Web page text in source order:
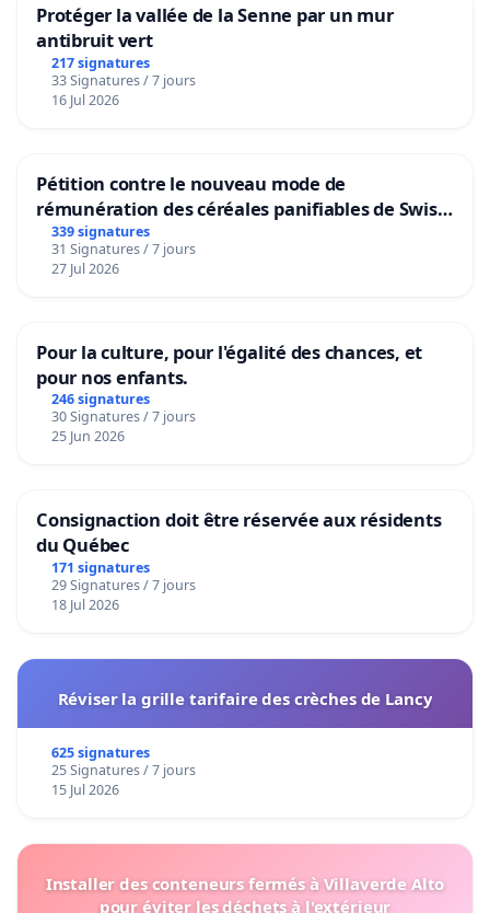
Protéger la vallée de la Senne par un mur
antibruit vert
217 signatures
33 Signatures / 7 jours
16 Jul 2026
Pétition contre le nouveau mode de
rémunération des céréales panifiables de Swiss
granum basé sur la teneur en protéines
339 signatures
31 Signatures / 7 jours
27 Jul 2026
Pour la culture, pour l'égalité des chances, et
pour nos enfants.
246 signatures
30 Signatures / 7 jours
25 Jun 2026
Consignaction doit être réservée aux résidents
du Québec
171 signatures
29 Signatures / 7 jours
18 Jul 2026
Réviser la grille tarifaire des crèches de Lancy
625 signatures
25 Signatures / 7 jours
15 Jul 2026
Installer des conteneurs fermés à Villaverde Alto
pour éviter les déchets à l'extérieur